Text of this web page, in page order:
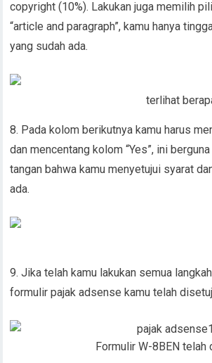
copyright (10%). Lakukan juga memilih
“article and paragraph”, kamu hanya
yang sudah ada.
terlihat
8. Pada kolom berikutnya kamu harus
dan mencentang kolom “Yes”, ini
tangan bahwa kamu menyetujui syarat
ada.
9. Jika telah kamu lakukan semua
formulir pajak adsense kamu telah
Formulir W-8BEN telah